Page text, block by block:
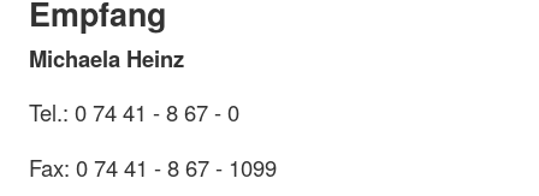
Empfang
Michaela Heinz
Tel.: 0 74 41 - 8 67 - 0
Fax: 0 74 41 - 8 67 - 1099